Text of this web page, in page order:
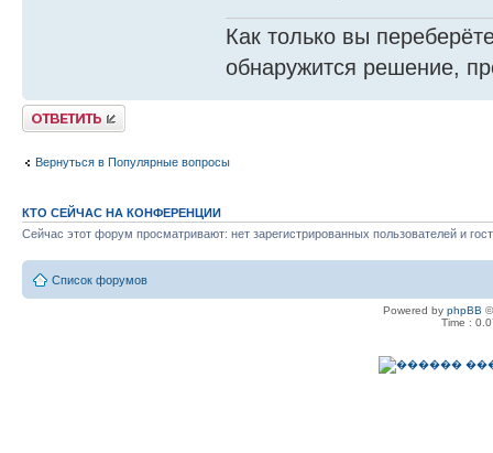
Как только вы
обнаружится решение,
Ответить
Вернуться в Популярные вопросы
КТО СЕЙЧАС НА КОНФЕРЕНЦИИ
Сейчас этот форум просматривают: нет зарегистрированных пользователей и
Список форумов
Powered by phpBB
Time :